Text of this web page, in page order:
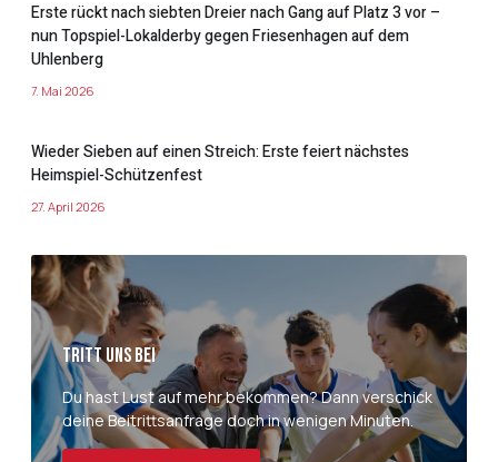
Erste rückt nach siebten Dreier nach Gang auf Platz 3 vor –
nun Topspiel-Lokalderby gegen Friesenhagen auf dem
Uhlenberg
7. Mai 2026
Wieder Sieben auf einen Streich: Erste feiert nächstes
Heimspiel-Schützenfest
27. April 2026
Tritt uns bei
Du hast Lust auf mehr bekommen? Dann verschick
deine Beitrittsanfrage doch in wenigen Minuten.